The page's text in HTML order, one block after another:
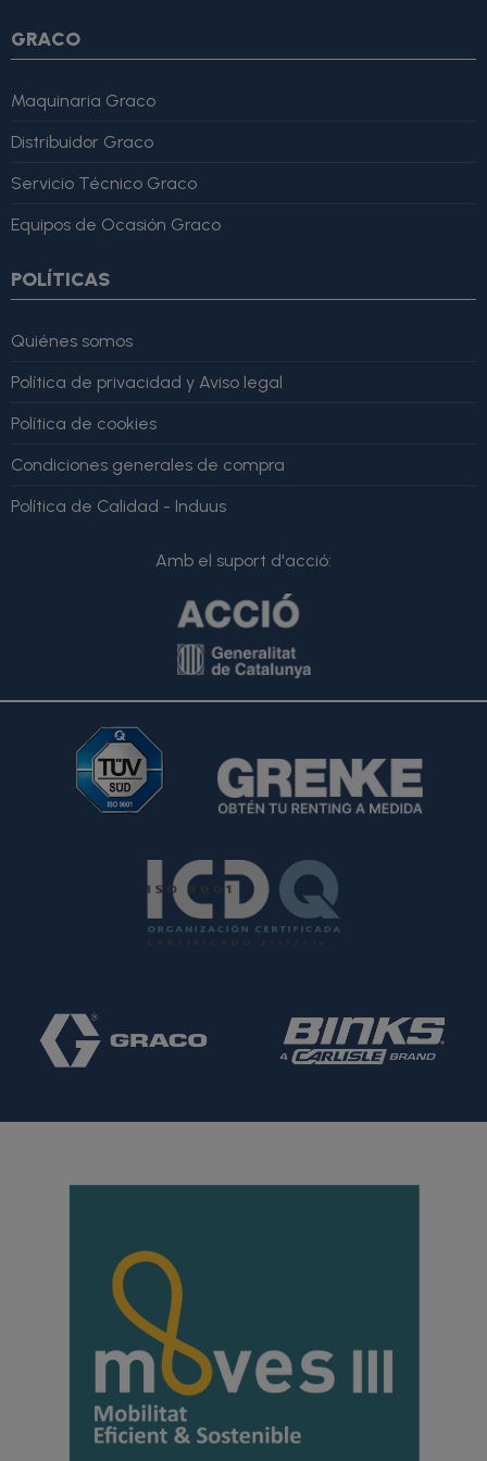
GRACO
Maquinaria Graco
Distribuidor Graco
Servicio Técnico Graco
Equipos de Ocasión Graco
POLÍTICAS
Quiénes somos
Política de privacidad y Aviso legal
Política de cookies
Condiciones generales de compra
Política de Calidad - Induus
Amb el suport d'acció: